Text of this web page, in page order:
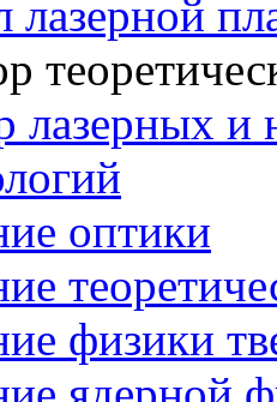
лазерной
лазерных и
оптики
физики